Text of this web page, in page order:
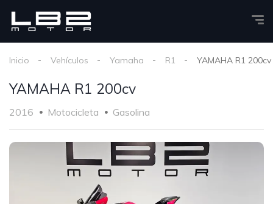
Inicio Vehículos Yamaha R1 YAMAHA R1 200cv
YAMAHA R1 200cv
2016 Motocicleta Gasolina